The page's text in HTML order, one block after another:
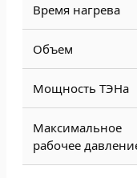
Время нагрева
Объем
Мощность ТЭНа
Максимальное
рабочее